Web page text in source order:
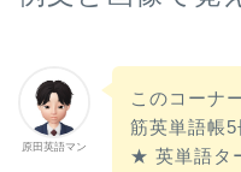
原田英語マン
このコーナ
筋英単語帳5
★ 英単語タ